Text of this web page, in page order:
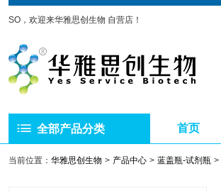
SO，欢迎来华雅思创生物 自营店！
全部产品分类 首页
当前位置： 华雅思创生物 产品中心 蓝盖瓶-试剂瓶